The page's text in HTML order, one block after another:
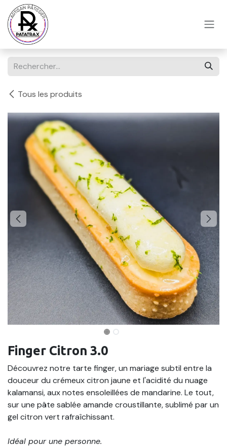
Se rendre au contenu
Tous les produits
Finger Citron 3.0
Découvrez notre tarte finger, un mariage subtil entre la
douceur du crémeux citron jaune et l'acidité du nuage
kalamansi, aux notes ensoleillées de mandarine. Le tout,
sur une pâte sablée amande croustillante, sublimé par un
gel citron vert rafraîchissant.
Idéal pour une personne.